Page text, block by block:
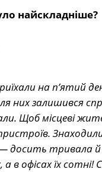
найскладніше?
на п’ятий
них
Щоб місцеві
досить тривала
а в офісах їх